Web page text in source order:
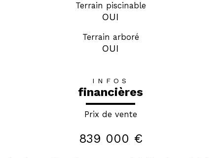
Terrain piscinable
OUI
Terrain arboré
OUI
INFOS
financières
Prix de vente
839 000 €